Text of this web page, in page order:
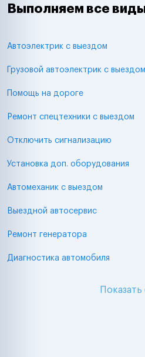
Выполняем все
Автоэлектрик с выездом
Грузовой автоэлектрик с выездом
Помощь на дороге
Ремонт спецтехники с выездом
Отключить сигнализацию
Установка доп. оборудования
Автомеханик с выездом
Выездной автосервис
Ремонт генератора
Диагностика автомобиля